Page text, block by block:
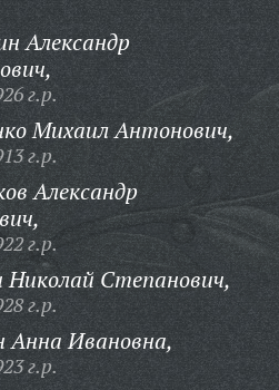
Александр
г.р.
Михаил Антонович,
г.р.
Александр
г.р.
Николай Степанович,
г.р.
Анна Ивановна,
г.р.